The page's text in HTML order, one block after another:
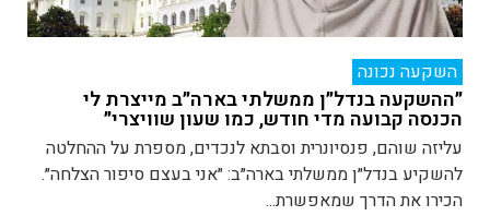
השקעה נכונה
״ההשקעה בנדל״ן ממשלתי בארה״ב מייצרת לי
הכנסה קבועה מדי חודש, כמו שעון שוויצרי״
עליזה שוהם, פנסיונרית וסבתא לנכדים, מספרת על ההחלטה
להשקיע בנדל״ן ממשלתי בארה״ב: ״אני בעצם סיפור הצלחה״.
הכירו את הדרך שמאפשרת...